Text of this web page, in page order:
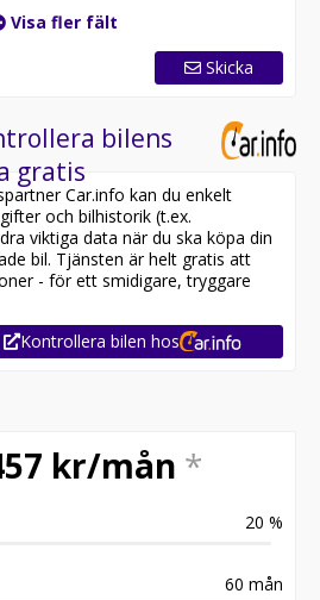
Visa fler fält
Skicka
bilens
gratis
Car.info kan du enkelt
och bilhistorik (t.ex.
viktiga data när du ska köpa din
bil. Tjänsten är helt gratis att
- för ett smidigare, tryggare
Kontrollera bilen hos
kr/mån *
20 %
60 mån